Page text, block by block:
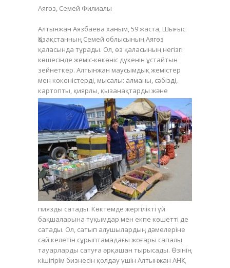
Аягөз, Семей Филиалы
Алтынжан Аязбаева ханым, 59 жаста, Шығыс
Қазақстанның Семей облысының Аягөз
қаласында тұрады. Ол, өз қаласының негізгі
көшесінде жеміс-көкөніс дүкенін ұстайтын
зейнеткер. Алтынжан маусымдық жемістер
мен көкөністерді, мысалы: алманы, сәбізді,
картопты, қиярлы, қызанақтарды және
пиязды сатады. Көктемде жергілікті үй
бақшаларына тұқымдар мен екпе көшетті де
сатады. Ол, сатып алушылардың дәмелеріне
сай келетін сұрыптамадағы жоғары сапалы
тауарларды сатуға әрқашан тырысады. Өзінің
кішігірім бизнесін қолдау үшін Алтынжан АНҚ-